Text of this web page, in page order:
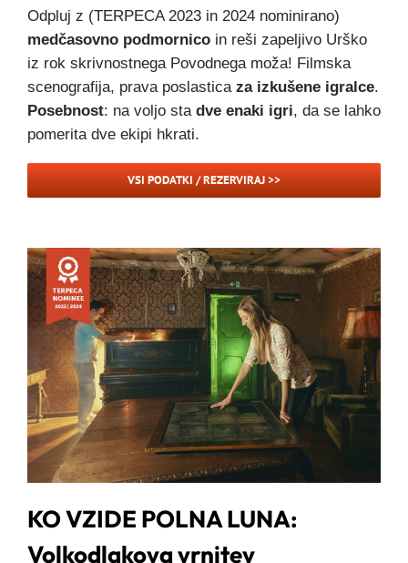
Odpluj z (TERPECA 2023 in 2024 nominirano)
medčasovno podmornicoin reši zapeljivo Urško
iz rok skrivnostnega Povodnega moža! Filmska
scenografija, prava poslastica za izkušene igralce.
Posebnost: na voljo sta dve enaki igri, da se lahko
pomerita dve ekipi hkrati.
VSI PODATKI / REZERVIRAJ >>
KO VZIDE POLNA LUNA:
Volkodlakova vrnitev